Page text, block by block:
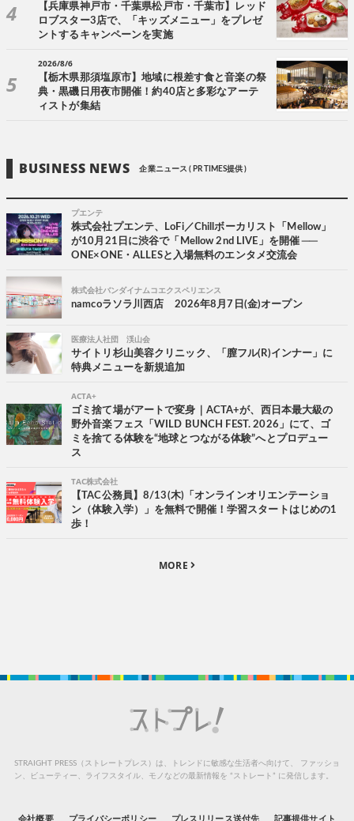
【兵庫県神戸市・千葉県松戸市・千葉市】レッド
ロブスター3店で、「キッズメニュー」をプレゼ
ントするキャンペーンを実施
2026/8/6
【栃木県那須塩原市】地域に根差す食と音楽の祭
典・黒磯日用夜市開催！約40店と多彩なアーテ
ィストが集結
BUSINESS NEWS 企業ニュース ( PR TIMES提供 )
プエンテ
株式会社プエンテ、LoFi／Chillボーカリスト「Mellow」
が10月21日に渋谷で「Mellow 2nd LIVE」を開催 ──
ONE×ONE・ALLESと入場無料のエンタメ交流会
株式会社バンダイナムコエクスペリエンス
namcoラソラ川西店 2026年8月7日(金)オープン
医療法人社団 渓山会
サイトリ杉山美容クリニック、「膣フル(R)インナー」に
特典メニューを新規追加
ACTA+
ゴミ捨て場がアートで変身｜ACTA+が、西日本最大級の
野外音楽フェス「WILD BUNCH FEST. 2026」にて、ゴ
ミを捨てる体験を“地球とつながる体験”へとプロデュー
ス
TAC株式会社
【TAC公務員】8/13(木)「オンラインオリエンテーショ
ン（体験入学）」を無料で開催！学習スタートはじめの1
歩！
MORE
STRAIGHT PRESS（ストレートプレス）は、トレンドに敏感な生活者へ向けて、
ファッショ
ン、ビューティー、ライフスタイル、モノなどの最新情報を “ストレート” に発信します。
会社概要 プライバシーポリシー プレスリリース送付先 記事提供サイト